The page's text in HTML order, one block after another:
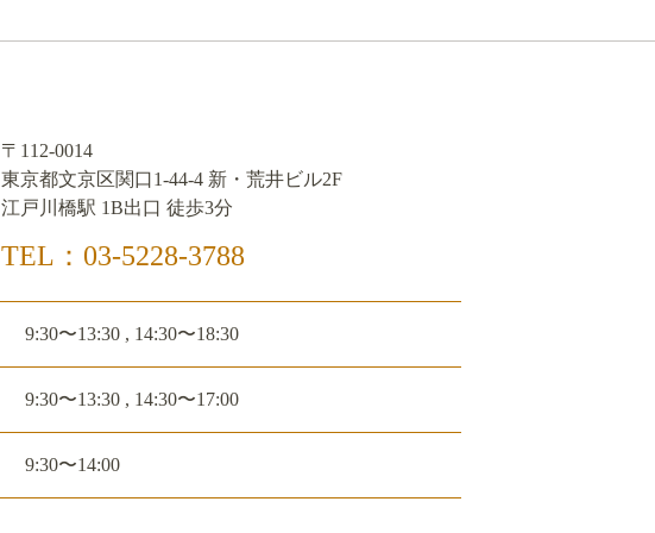
〒112-0014
東京都文京区関口1-44-4 新・荒井ビル2F
江戸川橋駅 1B出口 徒歩3分
TEL：03-5228-3788
9:30〜13:30 , 14:30〜18:30
9:30〜13:30 , 14:30〜17:00
9:30〜14:00